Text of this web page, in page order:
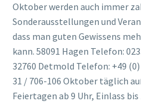
Oktober werden auch immer
Sonderausstellungen und
dass man guten Gewissens
kann. 58091 Hagen Telefon:
32760 Detmold Telefon: +49 (0)
31 / 706-106 Oktober täglich
Feiertagen ab 9 Uhr, Einlass